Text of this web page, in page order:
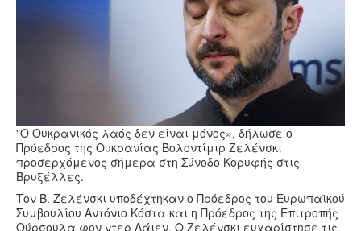
Πολιτισμός
"O Ουκρανικός λαός δεν είναι μόνος», δήλωσε ο
Πρόεδρος της Ουκρανίας Βολοντίμιρ Ζελένσκι
προσερχόμενος σήμερα στη Σύνοδο Κορυφής στις
Βρυξέλλες.
Τον Β. Ζελένσκι υποδέχτηκαν ο Πρόεδρος του Ευρωπαϊκού
Συμβουλίου Αντόνιο Κόστα και η Πρόεδρος της Επιτροπής
Ούρσουλα φον ντερ Λάιεν. Ο Ζελένσκι ευχαρίστησε τις